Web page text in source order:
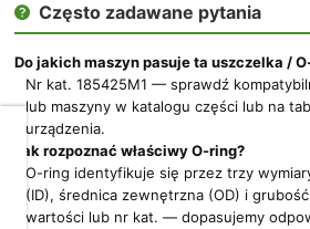
 Często zadawane pytania
Do jakich maszyn pasuje ta uszczelka /
Nr kat. 185425M1 — sprawdź
lub maszyny w katalogu części lub na
urządzenia.
Jak rozpoznać właściwy O-ring?
O-ring identyfikuje się przez trzy
(ID), średnica zewnętrzna (OD) i
wartości lub nr kat. — dopasujemy
Dbamy
o
Twoją
prywatność